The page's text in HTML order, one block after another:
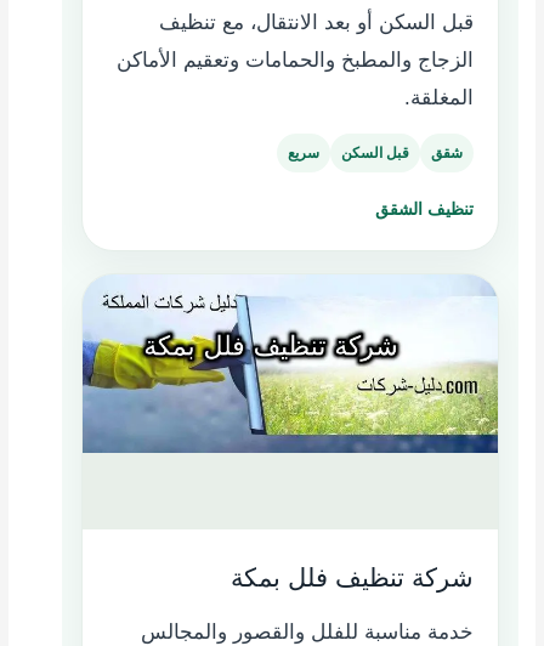
قبل السكن أو بعد الانتقال، مع تنظيف
الزجاج والمطبخ والحمامات وتعقيم الأماكن
المغلقة.
شقق قبل السكن سريع
تنظيف الشقق
شركة تنظيف فلل بمكة
خدمة مناسبة للفلل والقصور والمجالس